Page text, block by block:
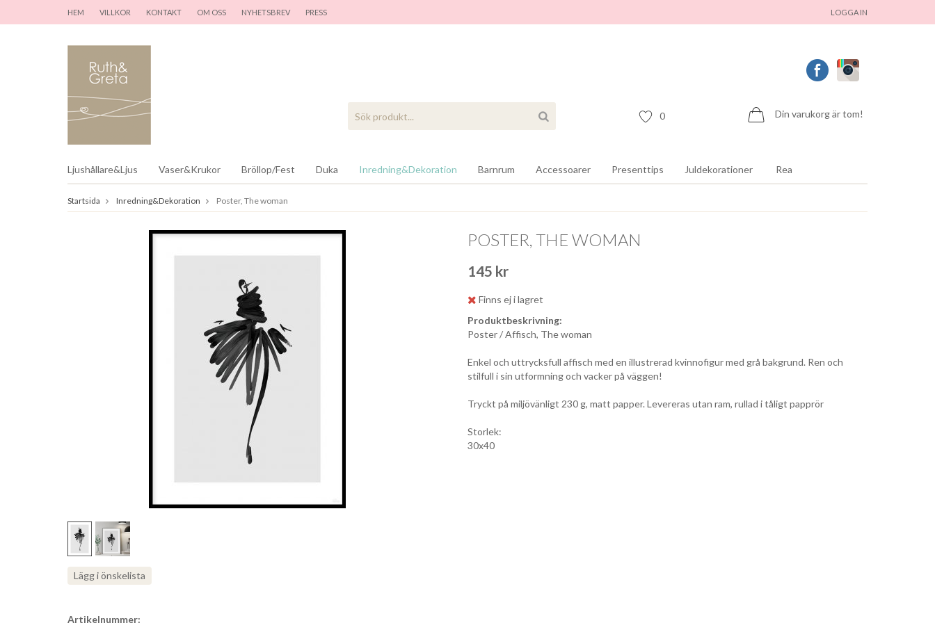
HEM VILLKOR KONTAKT OM OSS NYHETSBREV PRESS LOGGA IN
Din varukorg är tom!
0
Ljushållare&Ljus Vaser&Krukor Bröllop/Fest Duka Inredning&Dekoration Barnrum Accessoarer Presenttips Juldekorationer Rea
Startsida Inredning&Dekoration Poster, The woman
POSTER, THE WOMAN
145 kr
Finns ej i lagret
Produktbeskrivning:
Poster / Affisch, The woman
Enkel och uttrycksfull affisch med en illustrerad kvinnofigur med grå bakgrund. Ren och
stilfull i sin utformning och vacker på väggen!
Tryckt på miljövänligt 230 g, matt papper. Levereras utan ram, rullad i tåligt papprör
Storlek:
30x40
Lägg i önskelista
Artikelnummer: